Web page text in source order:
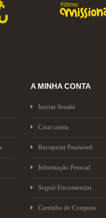
A MINHA CONTA
Iniciar Sessão
Criar conta
Recuperar Password
Informação Pessoal
Seguir Encomendas
Carrinho de Compras